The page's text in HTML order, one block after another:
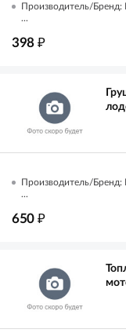
Производитель/Бренд:
...
398 ₽
Производитель/Бренд:
...
650 ₽